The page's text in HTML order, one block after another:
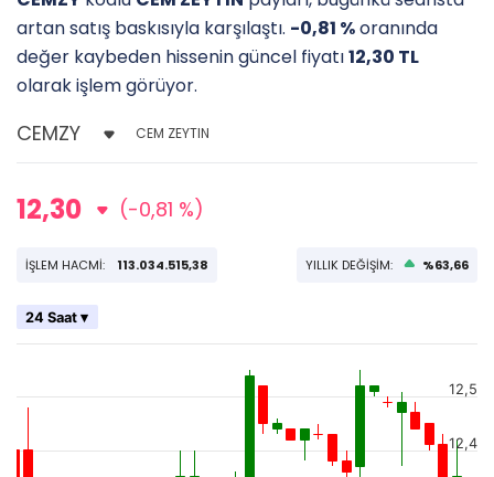
artan satış baskısıyla karşılaştı. -0,81 %oranında
değer kaybeden hissenin güncel fiyatı12,30 TL
olarak işlem görüyor.
CEM ZEYTIN
12,30 (-0,81 %)
İŞLEM HACMİ: 113.034.515,38 YILLIK DEĞİŞİM: %63,66
24 Saat ▾
12,4
12,5